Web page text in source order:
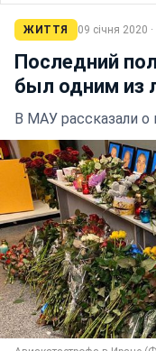
ЖИТТЯ 09 січня 2020
Последний
был одним из
В МАУ рассказали о